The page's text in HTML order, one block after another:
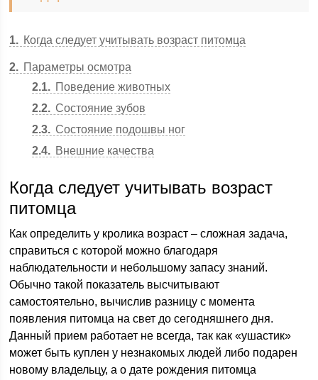
1 Когда следует учитывать возраст питомца
2
Параметры осмотра
2.1
Поведение животных
2.2
Состояние зубов
2.3
Состояние подошвы ног
2.4
Внешние качества
Когда следует учитывать возраст
питомца
Как определить у кролика возраст – сложная задача,
справиться с которой можно благодаря
наблюдательности и небольшому запасу знаний.
Обычно такой показатель высчитывают
самостоятельно, вычислив разницу с момента
появления питомца на свет до сегодняшнего дня.
Данный прием работает не всегда, так как «ушастик»
может быть куплен у незнакомых людей либо подарен
новому владельцу, а о дате рождения питомца